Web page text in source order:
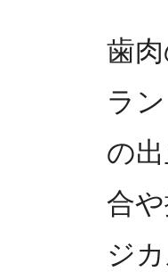
歯
ラ
の
合
ジ